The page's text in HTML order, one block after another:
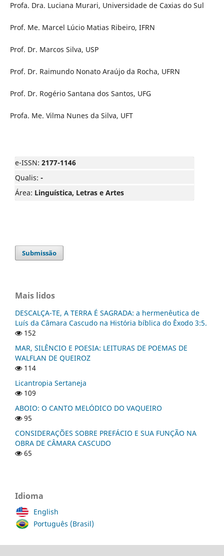
Profa. Dra. Luciana Murari, Universidade de Caxias do Sul
Prof. Me. Marcel Lúcio Matias Ribeiro, IFRN
Prof. Dr. Marcos Silva, USP
Prof. Dr. Raimundo Nonato Araújo da Rocha, UFRN
Prof. Dr. Rogério Santana dos Santos, UFG
Profa. Me. Vilma Nunes da Silva, UFT
e-ISSN: 2177-1146
Qualis: -
Área: Linguística, Letras e Artes
Submissão
Mais lidos
DESCALÇA-TE, A TERRA É SAGRADA: a hermenêutica de
Luís da Câmara Cascudo na História bíblica do Êxodo 3:5.
152
MAR, SILÊNCIO E POESIA: LEITURAS DE POEMAS DE
WALFLAN DE QUEIROZ
114
Licantropia Sertaneja
109
ABOIO: O CANTO MELÓDICO DO VAQUEIRO
95
CONSIDERAÇÕES SOBRE PREFÁCIO E SUA FUNÇÃO NA
OBRA DE CÂMARA CASCUDO
65
Idioma
English
Português (Brasil)